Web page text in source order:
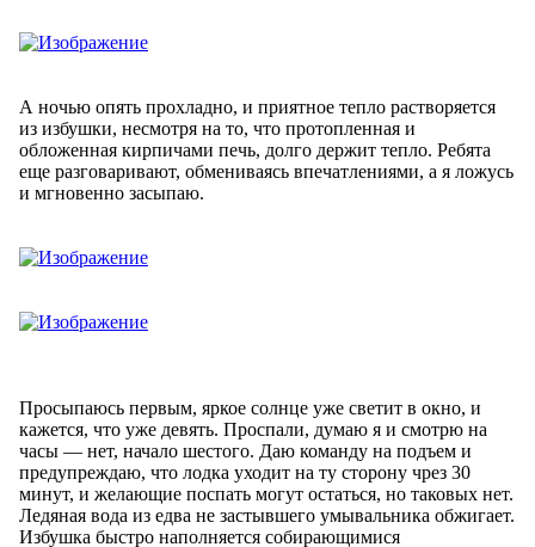
А ночью опять прохладно, и приятное тепло растворяется
из избушки, несмотря на то, что протопленная и
обложенная кирпичами печь, долго держит тепло. Ребята
еще разговаривают, обмениваясь впечатлениями, а я ложусь
и мгновенно засыпаю.
Просыпаюсь первым, яркое солнце уже светит в окно, и
кажется, что уже девять. Проспали, думаю я и смотрю на
часы — нет, начало шестого. Даю команду на подъем и
предупреждаю, что лодка уходит на ту сторону чрез 30
минут, и желающие поспать могут остаться, но таковых нет.
Ледяная вода из едва не застывшего умывальника обжигает.
Избушка быстро наполняется собирающимися